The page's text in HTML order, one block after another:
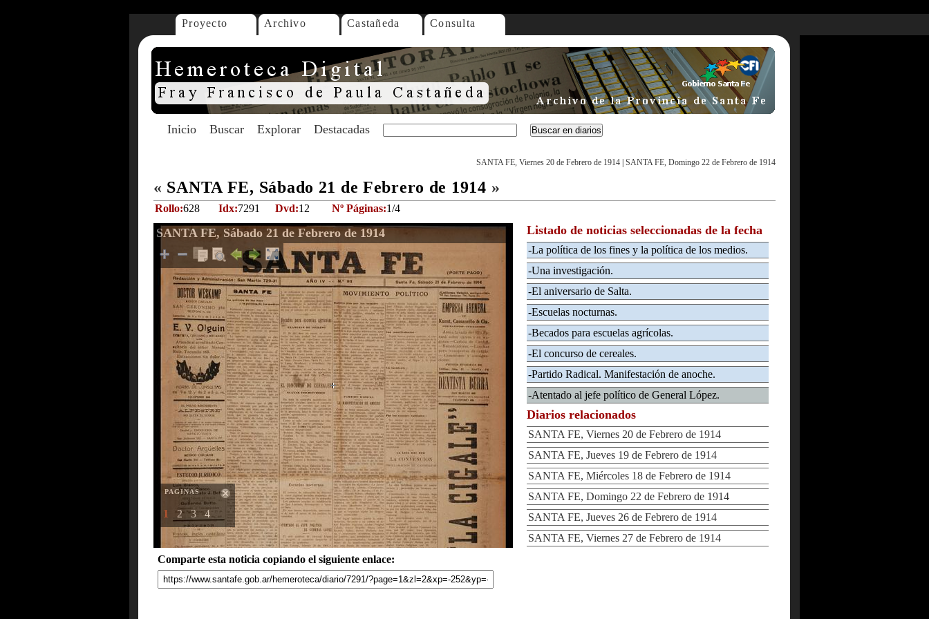
Proyecto Archivo Castañeda Consulta
Inicio Buscar Explorar Destacadas
SANTA FE, Viernes 20 de Febrero de 1914 SANTA FE, Domingo 22 de Febrero de 1914
« SANTA FE, Sábado 21 de Febrero de 1914 »
Rollo:628 Idx:7291 Dvd:12 Nº Páginas:1/4
SANTA FE, Sábado 21 de Febrero de 1914
PAGINAS
1 2 3 4
Comparte esta noticia copiando el siguiente enlace:
Listado de noticias seleccionadas de la fecha
-La política de los fines y la política de los medios.
-Una investigación.
-El aniversario de Salta.
-Escuelas nocturnas.
-Becados para escuelas agrícolas.
-El concurso de cereales.
-Partido Radical. Manifestación de anoche.
-Atentado al jefe político de General López.
Diarios relacionados
SANTA FE, Viernes 20 de Febrero de 1914
SANTA FE, Jueves 19 de Febrero de 1914
SANTA FE, Miércoles 18 de Febrero de 1914
SANTA FE, Domingo 22 de Febrero de 1914
SANTA FE, Jueves 26 de Febrero de 1914
SANTA FE, Viernes 27 de Febrero de 1914